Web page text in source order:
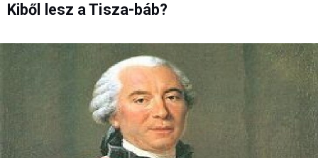
Kiből lesz a Tisza-báb?